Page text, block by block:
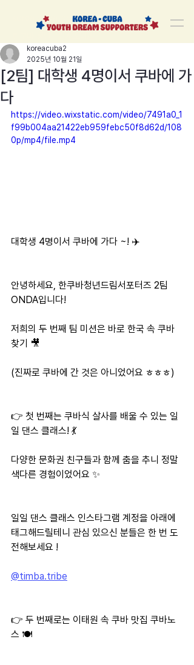
korea-cuba-dream
[2팀] 대학생 4명이서 쿠바에 가
다
koreacuba2
2025년 10월 21일
https://video.wixstatic.com/video/7491a0_1
f99b004aa21422eb959febc50f8d62d/108
0p/mp4/file.mp4
대학생 4명이서 쿠바에 가다 ~! ✈️
안녕하세요, 한쿠바청년드림서포터즈 2팀
ONDA입니다!
저희의 두 번째 팀 미션은 바로 한국 속 쿠바
찾기 🎥
(진짜로 쿠바에 간 것은 아니었어요 ㅎㅎㅎ)
👉 첫 번째는 쿠바식 살사를 배울 수 있는 일
일 댄스 클래스! 💃
다양한 문화권 친구들과 함께 춤을 추니 정말
색다른 경험이었어요 ✨
일일 댄스 클래스 인스타그램 계정을 아래에
태그해드릴테니 관심 있으신 분들은 한 번 도
전해보세요 !
@timba.tribe
👉 두 번째로는 이태원 속 쿠바 맛집 쿠바노
스 🍽️